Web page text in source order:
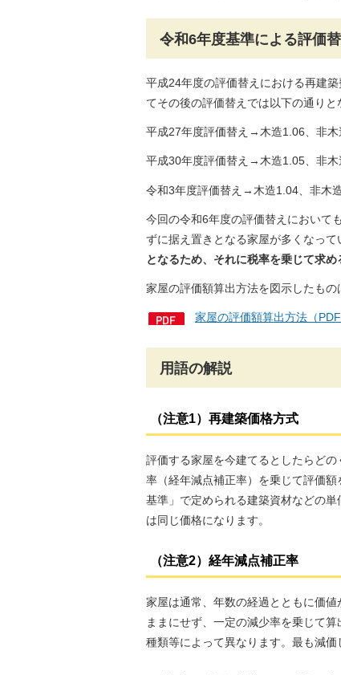
令和6年度基準による評価替
平成24年度の評価替えにおける再建
てその後の評価替えでは以下の通りと
平成27年度評価替え→木造1.06、非木
平成30年度評価替え→木造1.05、非木
令和3年度評価替え→木造1.04、非木
今回の令和6年度の評価替えにおいて
ずに据え置きとなる家屋が多くなって
となるため、それに税率を乗じて求
家屋の評価額算出方法を図示したもの
家屋の評価額算出方法（
用語の解説
（注意1）再建築価格方式
評価する家屋を今建てるとしたらど
率（経年減点補正率）を乗じて評価
基準」で定められる建築資材などの
は同じ価格になります。
（注意2）経年減点補正率
家屋は通常、年数の経過とともに価
ままにせず、一定の減少率を乗じて
種類等によって異なります。最も減